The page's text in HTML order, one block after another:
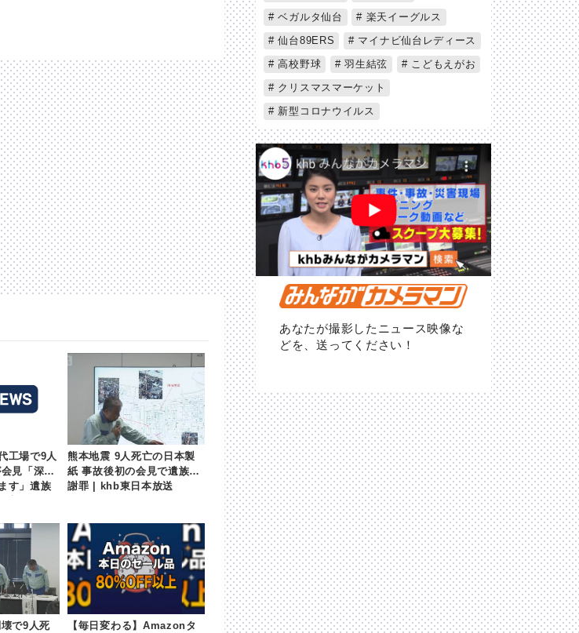
工場で9人
見「深く
す」遺族
熊本地震 9人死亡の日本製
紙 事故後初の会見で遺族に
謝罪 | khb東日本放送
で9人死
【毎日変わる】Amazonタ
ベガルタ仙台
楽天イーグルス
仙台89ERS
マイナビ仙台レディース
高校野球
羽生結弦
こどもえがお
クリスマスマーケット
新型コロナウイルス
あなたが撮影したニュース映像な
どを、送ってください！